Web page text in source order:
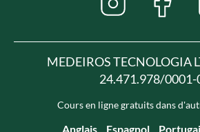
MEDEIROS TECNOLOGIA
24.471.978/0001-
Cours en ligne gratuits dans
Anglais Espagnol